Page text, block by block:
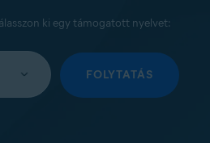
ki egy támogatott nyelvet:
FOLYTATÁS